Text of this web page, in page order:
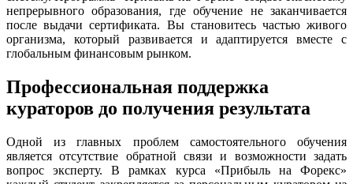
непрерывного образования, где обучение не заканчивается
после выдачи сертификата. Вы становитесь частью живого
организма, который развивается и адаптируется вместе с
глобальным финансовым рынком.
Профессиональная поддержка
кураторов до получения результата
Одной из главных проблем самостоятельного обучения
является отсутствие обратной связи и возможности задать
вопрос эксперту. В рамках курса «Прибыль на Форекс»